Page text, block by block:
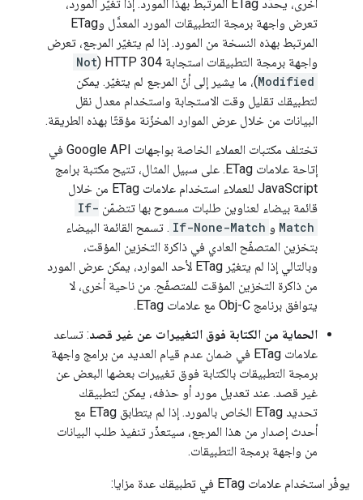
أخرى، يحدّد ETag المرتبط بهذا المورد. إذا تغيّر المورد،
تعرض واجهة برمجة التطبيقات المورد المعدَّل وETag
المرتبط بهذه النسخة من المورد. إذا لم يتغيّر المرجع، تعرض
واجهة برمجة التطبيقات استجابة HTTP 304 (
Not
Modified)، ما يشير إلى أنّ المرجع لم يتغيّر. يمكن
لتطبيقك تقليل وقت الاستجابة واستخدام معدل نقل
البيانات من خلال عرض الموارد المخزّنة مؤقتًا بهذه الطريقة.
تختلف مكتبات العملاء الخاصة بواجهات Google API في
إتاحة علامات ETag. على سبيل المثال، تتيح مكتبة برامج
JavaScript للعملاء استخدام علامات ETag من خلال
قائمة بيضاء لعناوين طلبات مسموح بها تتضمّن If-
Match و If-None-Match . تسمح القائمة البيضاء
بتخزين المتصفّح العادي في ذاكرة التخزين المؤقت،
وبالتالي إذا لم يتغيّر ETag لأحد الموارد، يمكن عرض المورد
من ذاكرة التخزين المؤقت للمتصفّح. من ناحية أخرى، لا
يتوافق برنامج Obj-C مع علامات ETag.
الحماية من الكتابة فوق التغييرات عن غير قصد: تساعد
علامات ETag في ضمان عدم قيام العديد من برامج واجهة
برمجة التطبيقات بالكتابة فوق تغييرات بعضها البعض عن
غير قصد. عند تعديل مورد أو حذفه، يمكن لتطبيقك
تحديد ETag الخاص بالمورد. إذا لم يتطابق ETag مع
أحدث إصدار من هذا المرجع، سيتعذّر تنفيذ طلب البيانات
من واجهة برمجة التطبيقات.
يوفّر استخدام علامات ETag في تطبيقك عدة مزايا: